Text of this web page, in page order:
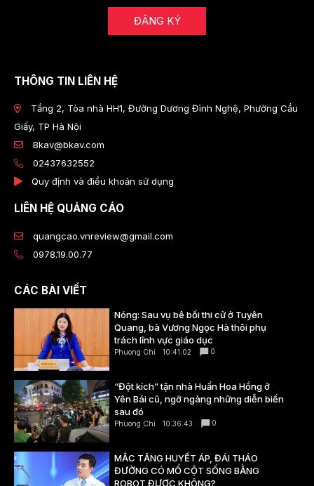
ĐĂNG KÝ
THÔNG TIN LIÊN HỆ
Tầng 2, Tòa nhà HH1, Đường Dương Đình Nghệ, Phường Cầu
Giấy, TP Hà Nội
Bkav@bkav.com
02437632552
Quy định và điều khoản sử dụng
LIÊN HỆ QUẢNG CÁO
quangcao.vnreview@gmail.com
0978.19.00.77
CÁC BÀI VIẾT
Nóng: Sau vụ bê bối thi cử ở Tuyên
Quang, bà Vương Ngọc Hà thôi phụ
trách lĩnh vực giáo dục
Phuong Chi 10:41:02 0
“Đột kích” tận nhà Huấn Hoa Hồng ở
Yên Bái cũ, ngỡ ngàng những diễn biến
sau đó
Phuong Chi 10:36:43 0
MẮC TĂNG HUYẾT ÁP, ĐÁI THÁO
ĐƯỜNG CÓ MỔ CỘT SỐNG BẰNG
ROBOT ĐƯỢC KHÔNG?